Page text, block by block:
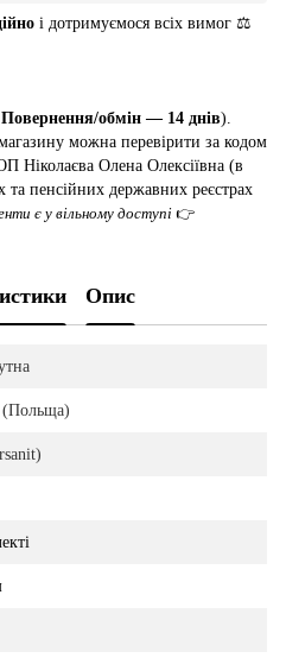
і дотримуємося всіх вимог ⚖️
обмін — 14 днів).
можна перевірити за кодом
Ніколаєва Олена Олексіївна (в
та пенсійних державних реєстрах
є у вільному доступі 👉
Опис
(Польща)